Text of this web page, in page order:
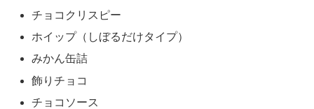
チョコクリスピー
ホイップ（しぼるだけタイプ）
みかん缶詰
飾りチョコ
チョコソース